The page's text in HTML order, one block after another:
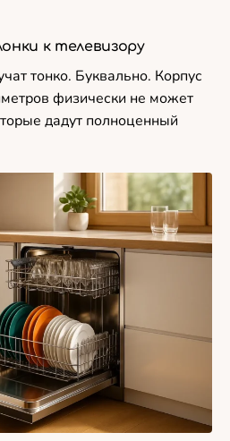
к телевизору
тонко. Буквально. Корпус
физически не может
дадут полноценный